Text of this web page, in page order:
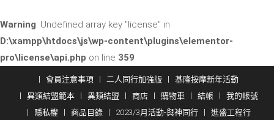
Warning: Undefined array key "license" in
D:\xampp\htdocs\js\wp-content\plugins\elementor-
pro\license\api.php on line 359
content
會員注意事項 二人同行加強版
基隆按摩新年活動
異類結盟範本
異類結盟 商店 購物車 結帳
我的帳號
隱私權
商品目錄 2023/3月活動-與神同行 進盛工程行